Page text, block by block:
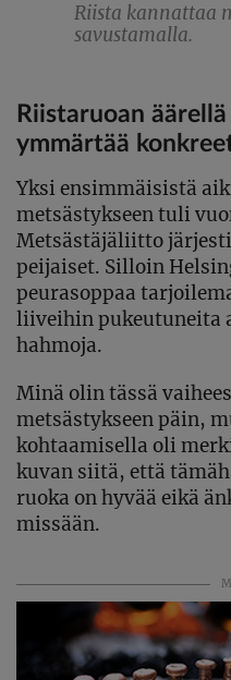
Riista kannattaa
savustamalla.
Riistaruoan
ymmärtää
Yksi ensimmäisistä
metsästykseen tuli
Metsästäjäliitto
peijaiset. Silloin
peurasoppaa
liiveihin pukeutuneita
hahmoja.
Minä olin tässä
metsästykseen päin,
kohtaamisella oli
kuvan siitä, että
ruoka on hyvää eikä
missään.